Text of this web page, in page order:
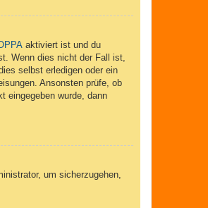
aktiviert ist und du
Wenn dies nicht der Fall ist,
selbst erledigen oder ein
Ansonsten prüfe, ob
eingegeben wurde, dann
um sicherzugehen,